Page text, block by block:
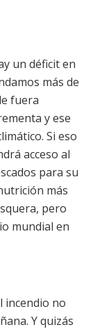
un déficit en
más de
fuera
y ese
Si eso
acceso al
para su
más
pero
mundial en
incendio no
Y quizás